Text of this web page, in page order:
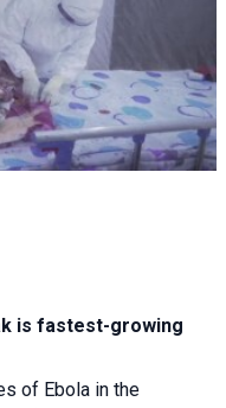
is fastest-growing
of Ebola in the